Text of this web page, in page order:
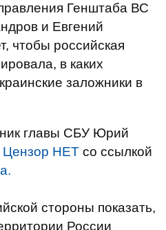
Генштаба ВС
и Евгений
чтобы российская
в каких
заложники в
главы СБУ Юрий
Цензор НЕТ со ссылкой
стороны показать,
России